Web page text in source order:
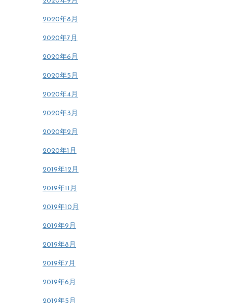
2020年8月
2020年7月
2020年6月
2020年5月
2020年4月
2020年3月
2020年2月
2020年1月
2019年12月
2019年11月
2019年10月
2019年9月
2019年8月
2019年7月
2019年6月
2019年5月